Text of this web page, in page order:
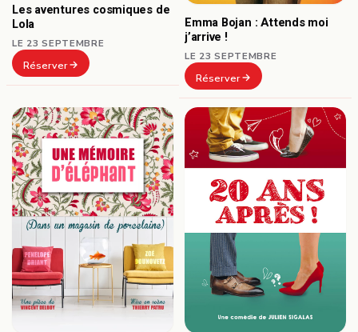
Les aventures cosmiques de
Lola
LE 23 SEPTEMBRE
Réserver
Emma Bojan : Attends moi
j’arrive !
LE 23 SEPTEMBRE
Réserver